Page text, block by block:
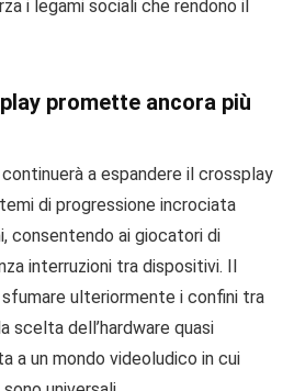
i legami sociali che rendono il
promette ancora più
a espandere il crossplay
di progressione incrociata
consentendo ai giocatori di
interruzioni tra dispositivi. Il
ulteriormente i confini tra
scelta dell’hardware quasi
a un mondo videoludico in cui